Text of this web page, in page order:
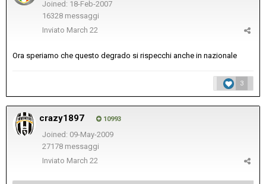
Joined: 18-Feb-2007
16328 messaggi
Inviato March 22
Ora speriamo che questo degrado si rispecchi anche in nazionale
3
crazy1897 10993
Joined: 09-May-2009
27178 messaggi
Inviato March 22